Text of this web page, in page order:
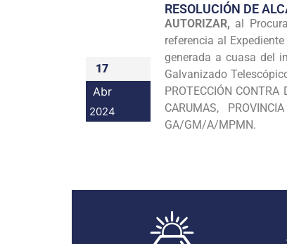
17
Abr
2024
RESOLUCIÓN DE
AUTORIZAR, al
referencia al
generada a cuasa del
Galvanizado
PROTECCIÓN
CARUMAS,
GA/GM/A/MPMN.